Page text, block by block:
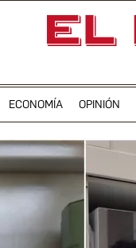
ECONOMÍA OPINIÓN